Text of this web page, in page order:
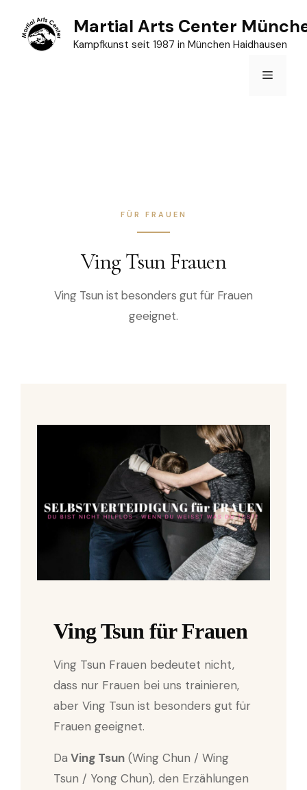
Inhalt
springen
Martial Arts Center
Kampfkunst seit 1987 in München Haidhausen
Menü
FÜR FRAUEN
Ving Tsun Frauen
Ving Tsun ist besonders gut für Frauen
geeignet.
Ving Tsun für Frauen
Ving Tsun Frauen bedeutet nicht,
dass nur Frauen bei uns trainieren,
aber Ving Tsun ist besonders gut für
Frauen geeignet.
Da Ving Tsun (Wing Chun / Wing
Tsun / Yong Chun), den Erzählungen